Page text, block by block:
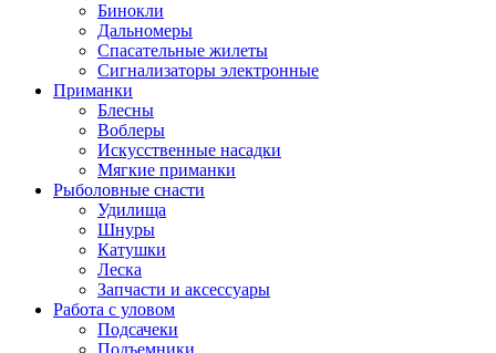
Бинокли
Дальномеры
Спасательные жилеты
Сигнализаторы электронные
Приманки
Блесны
Воблеры
Искусственные насадки
Мягкие приманки
Рыболовные снасти
Удилища
Шнуры
Катушки
Леска
Запчасти и аксессуары
Работа с уловом
Подсачеки
Подъемники